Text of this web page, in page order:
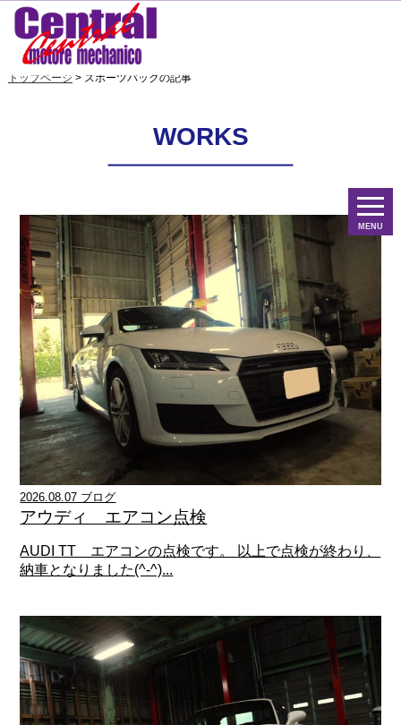
MENU
トップページ > スポーツバックの記事
WORKS
2026.08.07 ブログ
アウディ エアコン点検
AUDI TT エアコンの点検です。 以上で点検が終わり、
納車となりました(^-^)...